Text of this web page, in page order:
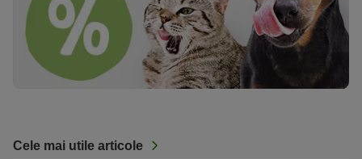
Cele mai utile articole